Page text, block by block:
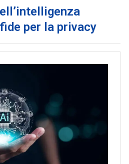
per la privacy